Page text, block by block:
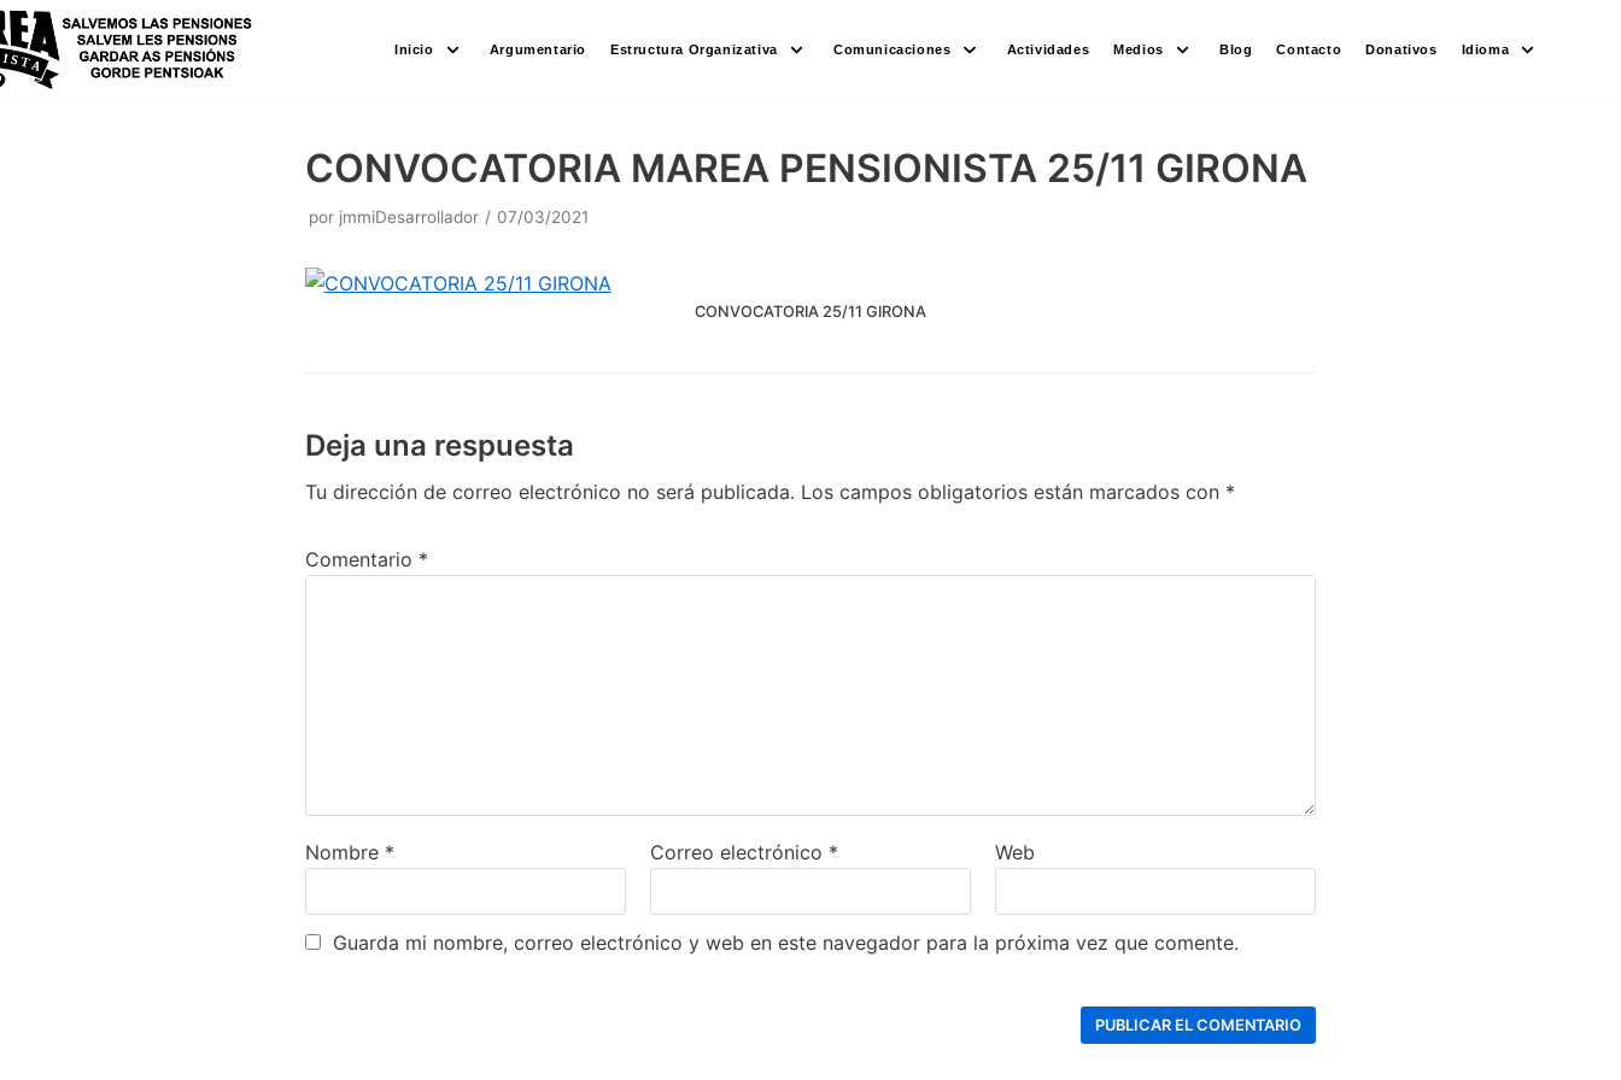
Saltar
al
contenido
Inicio Argumentario Estructura Organizativa Comunicaciones Actividades Medios Blog Contacto Donativos Idioma
CONVOCATORIA MAREA PENSIONISTA 25/11 GIRONA
por jmmiDesarrollador 07/03/2021
CONVOCATORIA 25/11 GIRONA
Deja una respuesta
Tu dirección de correo electrónico no será publicada. Los campos obligatorios están marcados con *
Comentario *
Nombre * Correo electrónico * Web
Guarda mi nombre, correo electrónico y web en este navegador para la próxima vez que comente.